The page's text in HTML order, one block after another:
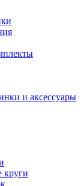
и аксессуары
круги